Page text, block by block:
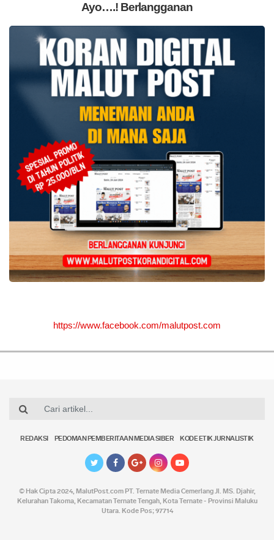
Ayo….! Berlangganan
https://www.facebook.com/malutpost.com
REDAKSI PEDOMAN PEMBERITAAN MEDIA SIBER KODE ETIK JURNALISTIK
© Hak Cipta 2024, MalutPost.comPT. Ternate Media Cemerlang Jl. MS. Djahir,
Kelurahan Takoma, Kecamatan Ternate Tengah, Kota Ternate - Provinsi Maluku
Utara. Kode Pos; 97714